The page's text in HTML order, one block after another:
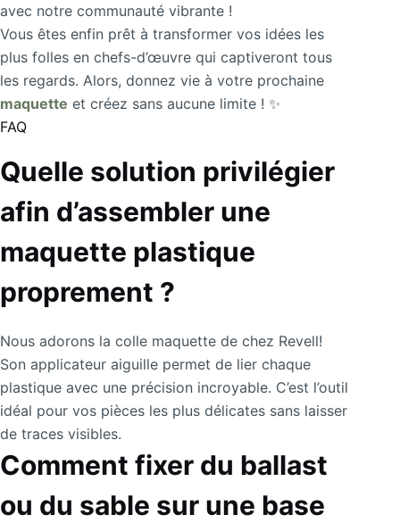
avec notre communauté vibrante !
Vous êtes enfin prêt à transformer vos idées les
plus folles en chefs-d’œuvre qui captiveront tous
les regards. Alors, donnez vie à votre prochaine
maquette et créez sans aucune limite ! ✨
FAQ
Quelle solution privilégier
afin d’assembler une
maquette plastique
proprement ?
Nous adorons la colle maquette de chez Revell!
Son applicateur aiguille permet de lier chaque
plastique avec une précision incroyable. C’est l’outil
idéal pour vos pièces les plus délicates sans laisser
de traces visibles.
Comment fixer du ballast
ou du sable sur une base